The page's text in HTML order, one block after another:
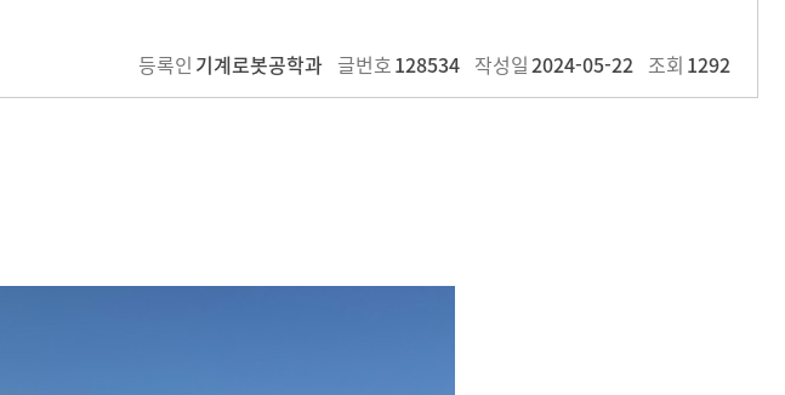
등록인 기계로봇공학과 글번호128534 작성일2024-05-22 조회 1292